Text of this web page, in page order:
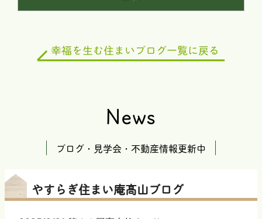
News
ブログ・見学会・不動産情報更新中
やすらぎ住まい庵髙山ブログ